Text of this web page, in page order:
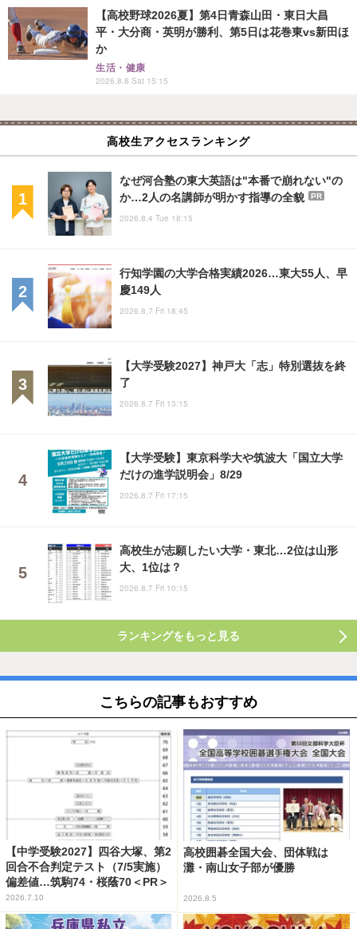
【高校野球2026夏】第4日青森山田・東日大昌
平・大分商・英明が勝利、第5日は花巻東vs新田ほ
か
生活・健康
2026.8.8 Sat 15:15
高校生アクセスランキング
なぜ河合塾の東大英語は"本番で崩れない"の
か…2人の名講師が明かす指導の全貌
PR
2026.8.4 Tue 18:15
行知学園の大学合格実績2026…東大55人、早
慶149人
2026.8.7 Fri 18:45
【大学受験2027】神戸大「志」特別選抜を終
了
2026.8.7 Fri 13:15
【大学受験】東京科学大や筑波大「国立大学
だけの進学説明会」8/29
2026.8.7 Fri 17:15
高校生が志願したい大学・東北…2位は山形
大、1位は？
2026.8.7 Fri 10:15
ランキングをもっと見る
こちらの記事もおすすめ
【中学受験2027】四谷大塚、第2
回合不合判定テスト（7/5実施）
偏差値…筑駒74・桜蔭70＜PR＞
2026.7.10
高校囲碁全国大会、団体戦は
灘・南山女子部が優勝
2026.8.5